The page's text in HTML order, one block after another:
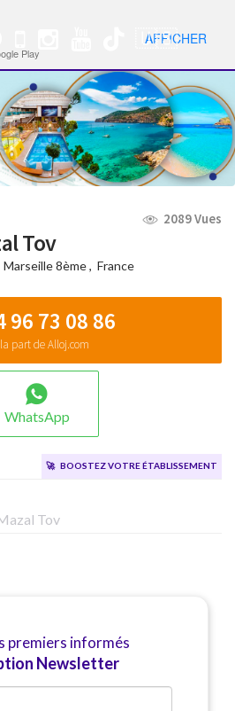
🇺🇸 Nav
2089 Vues
Tov
Marseille 8ème, France
96 73 08 86
part de Alloj.com
WhatsApp
🚀 Boostez votre établissement
Tov
premiers informés
Newsletter
Play
AFFICHER